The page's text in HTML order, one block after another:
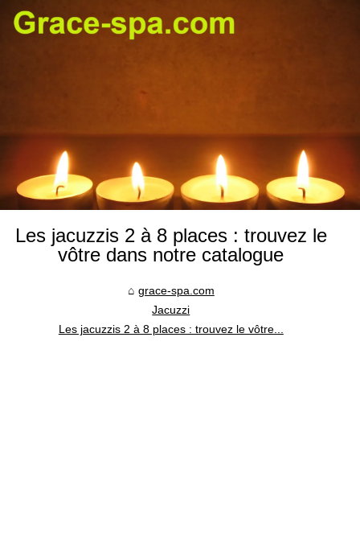
Les jacuzzis 2 à 8 places : trouvez le
vôtre dans notre catalogue
grace-spa.com
Jacuzzi
Les jacuzzis 2 à 8 places : trouvez le vôtre...